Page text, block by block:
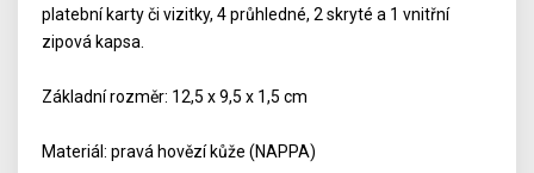
platební karty či vizitky, 4 průhledné, 2 skryté a 1 vnitřní
zipová kapsa.
Základní rozměr: 12,5 x 9,5 x 1,5 cm
Materiál: pravá hovězí kůže (NAPPA)